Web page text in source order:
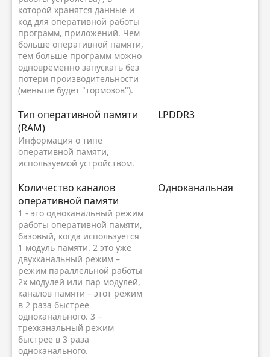
которой хранятся данные и
код для оперативной работы
программ, приложений. Чем
больше оперативной памяти,
тем больше программ можно
одновременно запускать без
потери производительности
(меньше будет "тормозов").
Тип оперативной памяти
(RAM)
Информация о типе
оперативной памяти,
используемой устройством.
LPDDR3
Количество каналов
оперативной памяти
1 - это одноканальный режим
работы оперативной памяти,
базовый, когда используется
1 модуль памяти. 2 это уже
двухканальный режим –
режим параллельной работы
2х модулей или пар модулей,
каналов памяти – этот режим
в 2 раза быстрее
одноканального. 3 –
трехканальный режим
быстрее в 3 раза
одноканального.
Одноканальная